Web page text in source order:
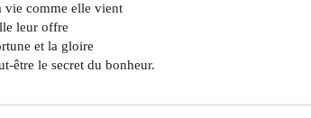
vie comme elle vient
leur offre
et la gloire
être le secret du bonheur.